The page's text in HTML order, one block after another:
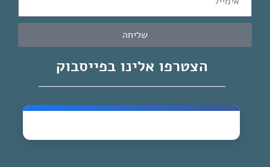
שליחה
הצטרפו אלינו בפייסבוק